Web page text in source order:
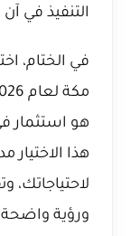
التنفيذ في
في الختام،
هو استثمار
هذا الاختيار
لاحتياجاتك،
ورؤية